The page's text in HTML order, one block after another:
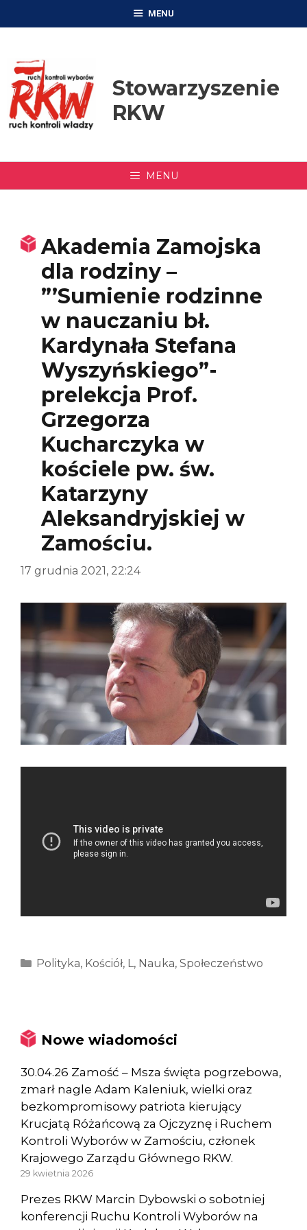
MENU
Stowarzyszenie
RKW
MENU
Akademia Zamojska
dla rodziny –
”’Sumienie rodzinne
w nauczaniu bł.
Kardynała Stefana
Wyszyńskiego”-
prelekcja Prof.
Grzegorza
Kucharczyka w
kościele pw. św.
Katarzyny
Aleksandryjskiej w
Zamościu.
17 grudnia 2021, 22:24
Kategorie
Polityka, Kościół, L , Nauka, Społeczeństwo
Nowe wiadomości
30.04.26 Zamość – Msza święta pogrzebowa,
zmarł nagle Adam Kaleniuk, wielki oraz
bezkompromisowy patriota kierujący
Krucjatą Różańcową za Ojczyznę i Ruchem
Kontroli Wyborów w Zamościu, członek
Krajowego Zarządu Głównego RKW.
29 kwietnia 2026
Prezes RKW Marcin Dybowski o sobotniej
konferencji Ruchu Kontroli Wyborów na